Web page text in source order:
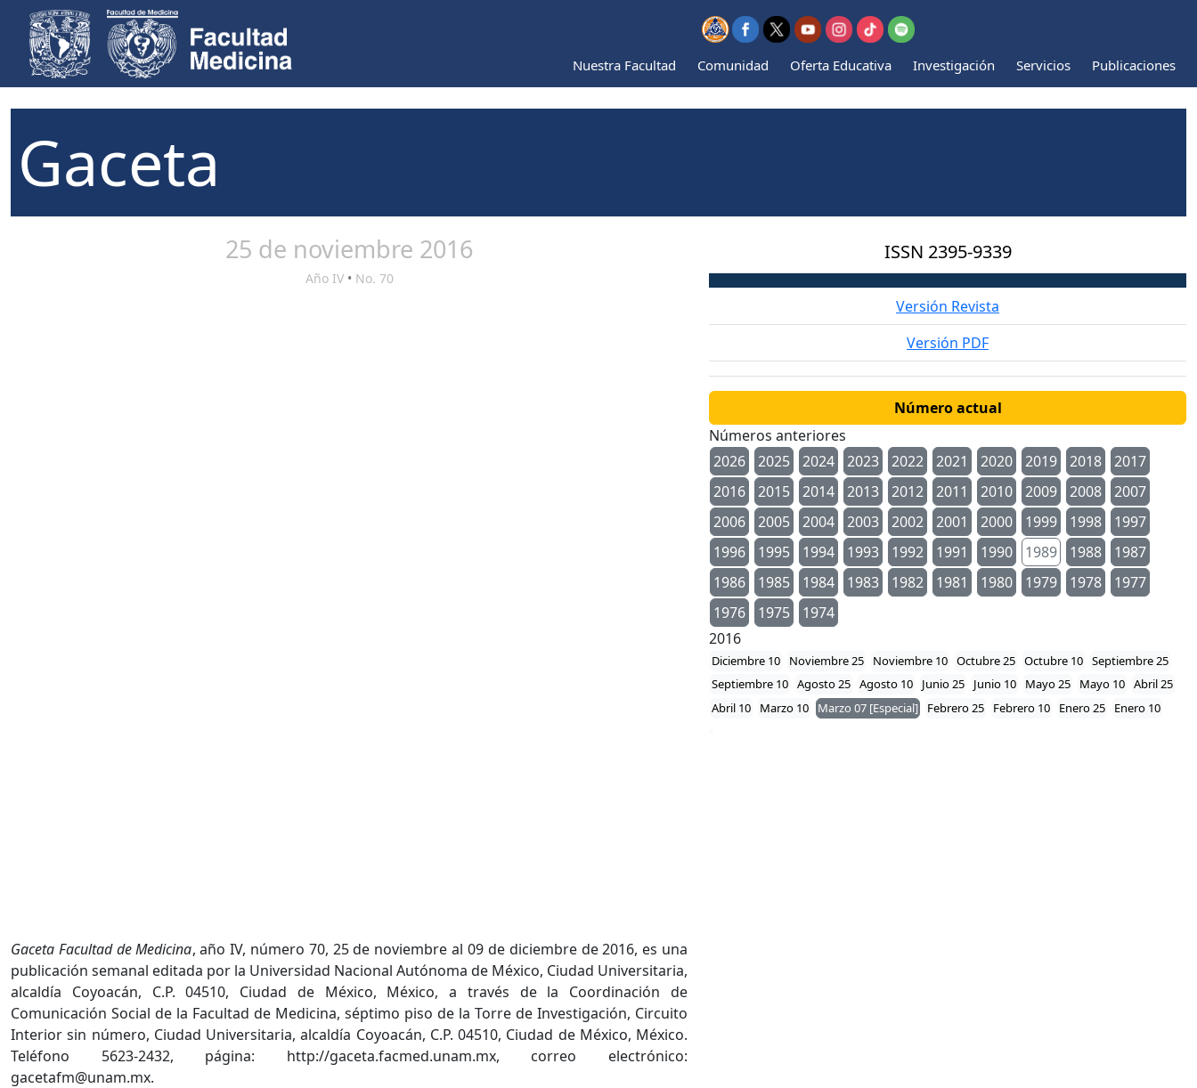
Nuestra Facultad Comunidad Oferta Educativa Investigación Servicios Publicaciones
Gaceta
25 de noviembre 2016
Año IV • No. 70
Gaceta Facultad de Medicina, año IV, número 70, 25 de noviembre al 09 de diciembre de 2016, es una
publicación semanal editada por la Universidad Nacional Autónoma de México, Ciudad Universitaria,
alcaldía Coyoacán, C.P. 04510, Ciudad de México, México, a través de la Coordinación de
Comunicación Social de la Facultad de Medicina, séptimo piso de la Torre de Investigación, Circuito
Interior sin número, Ciudad Universitaria, alcaldía Coyoacán, C.P. 04510, Ciudad de México, México.
Teléfono 5623-2432, página: http://gaceta.facmed.unam.mx, correo electrónico:
gacetafm@unam.mx.
ISSN 2395-9339
Versión Revista
Versión PDF
Número actual
Números anteriores
2026
2025 2024 2023 2022 2021 2020 2019 2018
2017
2016
2015 2014 2013 2012 2011 2010 2009 2008
2007
2006
2005 2004 2003 2002 2001 2000 1999 1998
1997
1996
1995 1994 1993 1992 1991 1990 1989 1988
1987
1986
1985 1984 1983 1982 1981 1980 1979 1978
1977
1976
1975
1974
2016
Diciembre 10 Noviembre 25 Noviembre 10 Octubre 25 Octubre 10 Septiembre 25
Septiembre 10 Agosto 25 Agosto 10 Junio 25 Junio 10 Mayo 25 Mayo 10 Abril 25
Abril 10
Marzo 10 Marzo 07 [Especial] Febrero 25 Febrero 10 Enero 25 Enero 10